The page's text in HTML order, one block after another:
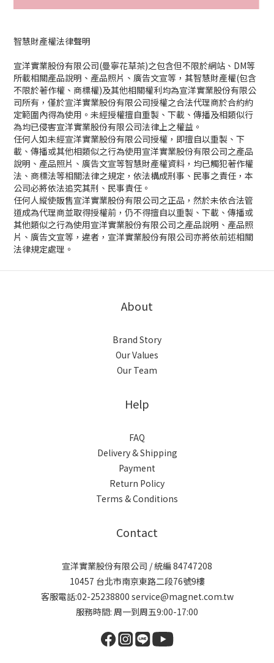
智慧財產權法律聲明
宣洋實業股份有限公司(曼寧花草茶)之包含但不限於網站、 DM等
所載相關產品說明、產品照片、廣告文宣等，其智慧財產權(包含
不限於著作權、商標權)及其他相關權利均為宣洋實業股份有限公
司所有，僅於宣洋實業股份有限公司授權之合法代理商於合約約
定範圍內得為使用。未經授權擅自重製、下載、傳播及相類似行
為均已侵害宣洋實業股份有限公司法律上之權益。
任何人如未經宣洋實業股份有限公司授權，即擅自以重製、下
載、傳播或其他相類似之行為使用宣洋實業股份有限公司之產品
說明、產品照片、廣告文宣等智慧財產權資料，均已觸犯著作權
法、商標法等相關法律之規定，依法構成刑事、民事之責任，本
公司必將依法追究其刑、民事責任。
任何人縱使販售宣洋實業股份有限公司之正品，然於未依合法管
道成為代理商並取得授權前，仍不得擅自以重製、下載、傳播或
其他類似之行為使用宣洋實業股份有限公司之產品說明、產品照
片、廣告文宣等，違者，宣洋實業股份有限公司亦將依前述相關
法律規定處理。
About
Brand Story
Our Values
Our Team
Help
FAQ
Delivery & Shipping
Payment
Return Policy
Terms & Conditions
Contact
宣洋實業股份有限公司 / 統編 84747208
10457 台北市南京東路二段76號9樓
客服電話:02-25238800 service@magnet.com.tw
服務時間: 周一到周五9:00-17:00